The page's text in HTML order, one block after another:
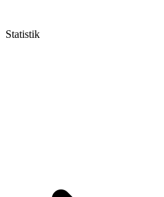
Statistik